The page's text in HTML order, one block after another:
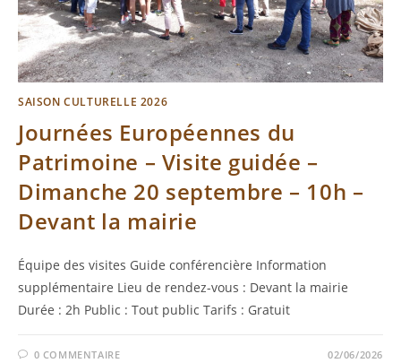
SAISON CULTURELLE 2026
Journées Européennes du
Patrimoine – Visite guidée –
Dimanche 20 septembre – 10h –
Devant la mairie
Équipe des visites Guide conférencière Information
supplémentaire Lieu de rendez-vous : Devant la mairie
Durée : 2h Public : Tout public Tarifs : Gratuit
0 COMMENTAIRE 02/06/2026